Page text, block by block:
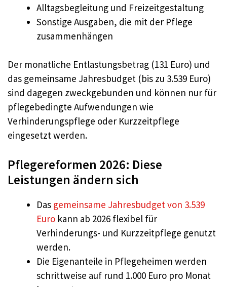
Alltagsbegleitung und Freizeitgestaltung
Sonstige Ausgaben, die mit der Pflege
zusammenhängen
Der monatliche Entlastungsbetrag (131 Euro) und
das gemeinsame Jahresbudget (bis zu 3.539 Euro)
sind dagegen zweckgebunden und können nur für
pflegebedingte Aufwendungen wie
Verhinderungspflege oder Kurzzeitpflege
eingesetzt werden.
Pflegereformen 2026: Diese
Leistungen ändern sich
Das gemeinsame Jahresbudget von 3.539
Euro kann ab 2026 flexibel für
Verhinderungs- und Kurzzeitpflege genutzt
werden.
Die Eigenanteile in Pflegeheimen werden
schrittweise auf rund 1.000 Euro pro Monat